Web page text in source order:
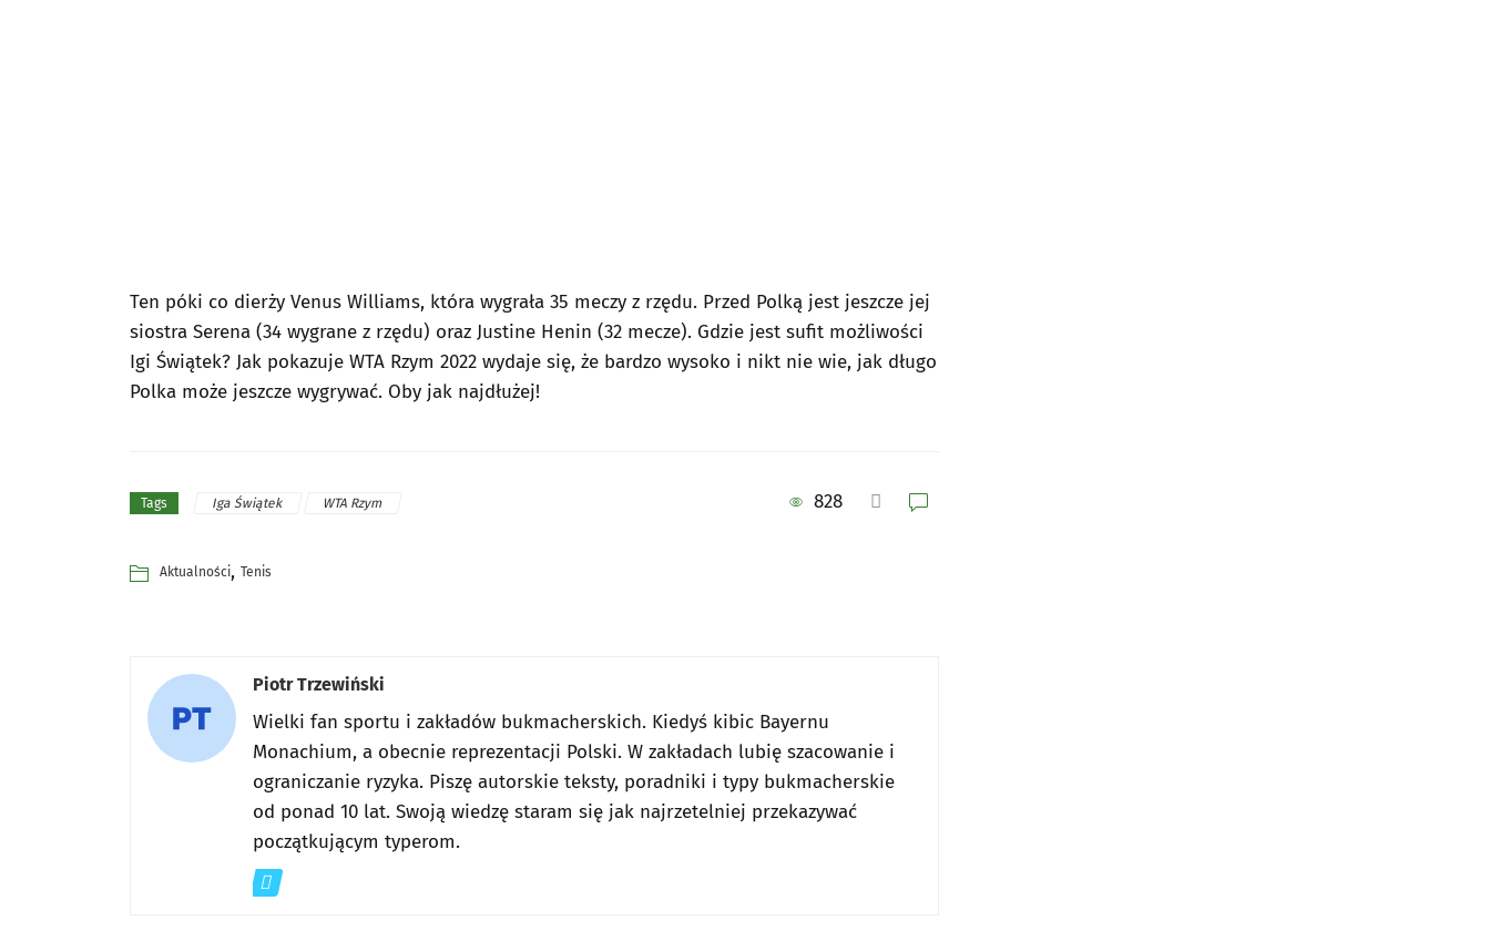
Ten póki co dierży Venus Williams, która wygrała 35 meczy z rzędu. Przed Polką jest jeszcze jej
siostra Serena (34 wygrane z rzędu) oraz Justine Henin (32 mecze). Gdzie jest sufit możliwości
Igi Świątek? Jak pokazuje WTA Rzym 2022 wydaje się, że bardzo wysoko i nikt nie wie, jak długo
Polka może jeszcze wygrywać. Oby jak najdłużej!
Tags Iga Świątek WTA Rzym 828
Aktualności, Tenis
Piotr Trzewiński
Wielki fan sportu i zakładów bukmacherskich. Kiedyś kibic Bayernu
Monachium, a obecnie reprezentacji Polski. W zakładach lubię szacowanie i
ograniczanie ryzyka. Piszę autorskie teksty, poradniki i typy bukmacherskie
od ponad 10 lat. Swoją wiedzę staram się jak najrzetelniej przekazywać
początkującym typerom.